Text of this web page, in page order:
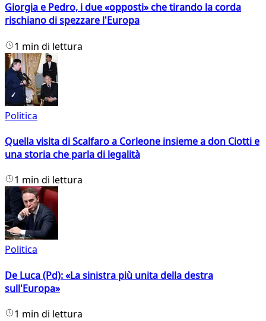
Giorgia e Pedro, i due «opposti» che tirando la corda
rischiano di spezzare l'Europa
1 min di lettura
Politica
Quella visita di Scalfaro a Corleone insieme a don Ciotti e
una storia che parla di legalità
1 min di lettura
Politica
De Luca (Pd): «La sinistra più unita della destra
sull'Europa»
1 min di lettura